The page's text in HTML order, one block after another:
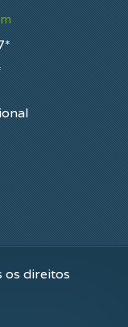
os direitos